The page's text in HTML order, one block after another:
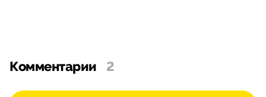
Комментарии 2